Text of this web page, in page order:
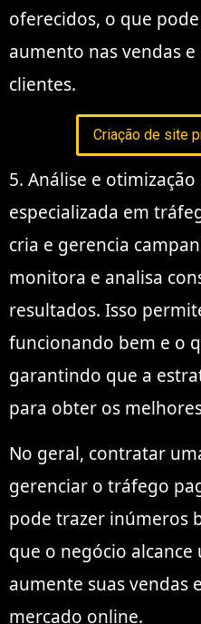
oferecidos, o que
aumento nas vendas
clientes.
Criação de site
5. Análise e
especializada em
cria e gerencia
monitora e analisa
resultados. Isso
funcionando bem e o
garantindo que a
para obter os
No geral, contratar
gerenciar o tráfego
pode trazer inúmeros
que o negócio
aumente suas vendas
mercado online.